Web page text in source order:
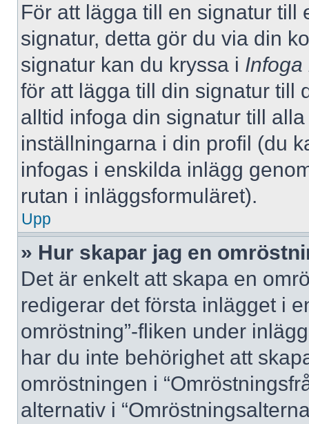
För att lägga till en signatur till
signatur, detta gör du via din
signatur kan du kryssa i Infoga
för att lägga till din signatur till
alltid infoga din signatur till
inställningarna i din profil (du
infogas i enskilda inlägg
rutan i inläggsformuläret).
Upp
» Hur skapar jag en
Det är enkelt att skapa en
redigerar det första inlägget i
omröstning”-fliken under
har du inte behörighet att
omröstningen i
alternativ i